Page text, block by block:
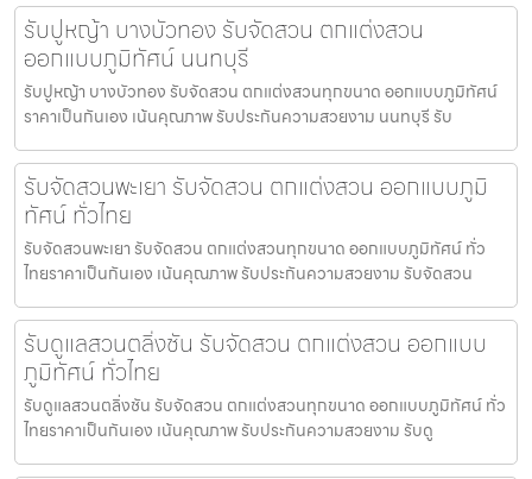
รับปูหญ้า บางบัวทอง รับจัดสวน ตกแต่งสวน
ออกแบบภูมิทัศน์ นนทบุรี
รับปูหญ้า บางบัวทอง รับจัดสวน ตกแต่งสวนทุกขนาด ออกแบบภูมิทัศน์
ราคาเป็นกันเอง เน้นคุณภาพ รับประกันความสวยงาม นนทบุรี รับ
รับจัดสวนพะเยา รับจัดสวน ตกแต่งสวน ออกแบบภูมิ
ทัศน์ ทั่วไทย
รับจัดสวนพะเยา รับจัดสวน ตกแต่งสวนทุกขนาด ออกแบบภูมิทัศน์ ทั่ว
ไทยราคาเป็นกันเอง เน้นคุณภาพ รับประกันความสวยงาม รับจัดสวน
รับดูแลสวนตลิ่งชัน รับจัดสวน ตกแต่งสวน ออกแบบ
ภูมิทัศน์ ทั่วไทย
รับดูแลสวนตลิ่งชัน รับจัดสวน ตกแต่งสวนทุกขนาด ออกแบบภูมิทัศน์ ทั่ว
ไทยราคาเป็นกันเอง เน้นคุณภาพ รับประกันความสวยงาม รับดู